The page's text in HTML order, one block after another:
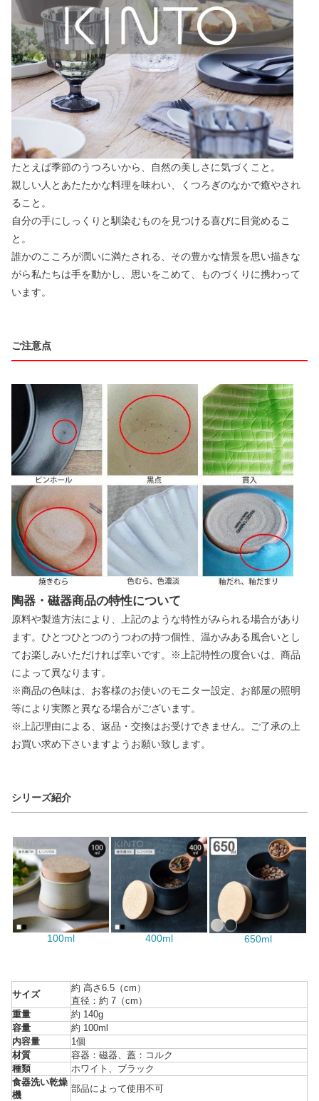
たとえば季節のうつろいから、自然の美しさに気づくこと。
親しい人とあたたかな料理を味わい、くつろぎのなかで癒やされ
ること。
自分の手にしっくりと馴染むものを見つける喜びに目覚めるこ
と。
誰かのこころが潤いに満たされる、その豊かな情景を思い描きな
がら私たちは手を動かし、思いをこめて、ものづくりに携わって
います。
ご注意点
陶器・磁器商品の特性について
原料や製造方法により、上記のような特性がみられる場合があり
ます。ひとつひとつのうつわの持つ個性、温かみある風合いとし
てお楽しみいただければ幸いです。※上記特性の度合いは、商品
によって異なります。
※商品の色味は、お客様のお使いのモニター設定、お部屋の照明
等により実際と異なる場合がございます。
※上記理由による、返品・交換はお受けできません。ご了承の上
お買い求め下さいますようお願い致します。
シリーズ紹介
100ml 400ml 650ml
サイズ
約 高さ6.5（cm）
直径：約 7（cm）
重量
約 140g
容量
約 100ml
内容量
1個
材質
容器：磁器、蓋：コルク
種類
ホワイト、ブラック
食器洗い乾燥
機
部品によって使用不可